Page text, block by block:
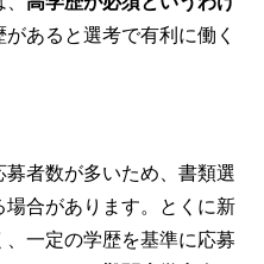
あると選考で有利に働く
者数が多いため、書類選
合があります。とくに新
一定の学歴を基準に応募